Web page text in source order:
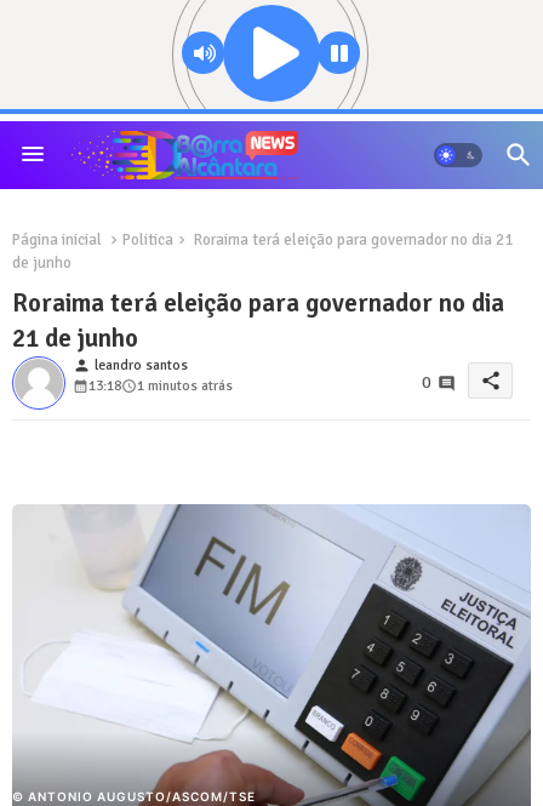
Página inicial Politica
Roraima terá eleição para governador no dia 21
de junho
Roraima terá eleição para governador no dia
21 de junho
person leandro santos
13:18
1 minutos atrás 0 share
© ANTONIO AUGUSTO/ASCOM/TSE